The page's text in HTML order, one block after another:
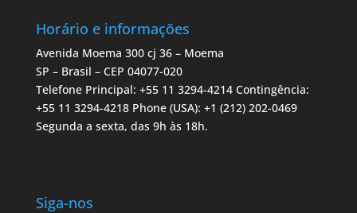
Horário e informações
Avenida Moema 300 cj 36 – Moema
SP – Brasil – CEP 04077-020
Telefone Principal: +55 11 3294-4214 Contingência:
+55 11 3294-4218 Phone (USA): +1 (212) 202-0469
Segunda a sexta, das 9h às 18h.
Siga-nos